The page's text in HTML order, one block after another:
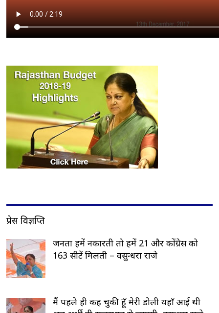
प्रेस विज्ञप्ति
जनता हमें नकारती तो हमें 21 और कोंग्रेस को
163 सीटें मिलती – वसुन्धरा राजे
मैं पहले ही कह चुकी हूँ मेरी डोली यहाँ आई थी